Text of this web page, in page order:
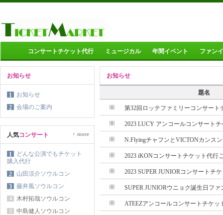
コンサートチケット代行 ミュージカル 年間イベント ファン
お知らせ
1
お知らせ
2
会場のご案内
人気コンサート
1
どんな公演でもチケット
購入代行
2
山田涼介ソウルコン
3
藤井風ソウルコン
4 木村拓哉ソウルコン
5 中島健人ソウルコン
› more
お知らせ
題名
第32回ロッテファミリーコンサート
2023 LUCY アンコールコンサート
N.FlyingチャフンとVICTONカンス
2023 iKONコンサートチケット代行
2023 SUPER JUNIORコンサートチ
SUPER JUNIORウニョク誕生日ファ
ATEEZアンコールコンサートチケッ